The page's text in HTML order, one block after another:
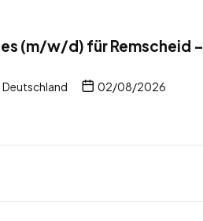
(m/w/d) für Remscheid –
02/08/2026